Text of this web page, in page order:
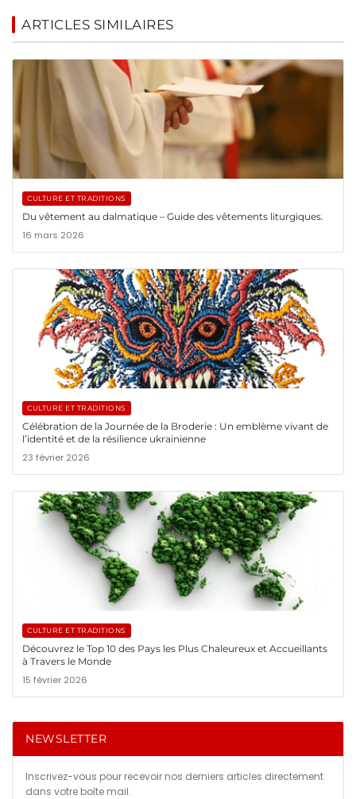
ARTICLES SIMILAIRES
CULTURE ET TRADITIONS
Du vêtement au dalmatique – Guide des vêtements liturgiques.
16 mars 2026
CULTURE ET TRADITIONS
Célébration de la Journée de la Broderie : Un emblème vivant de
l’identité et de la résilience ukrainienne
23 février 2026
CULTURE ET TRADITIONS
Découvrez le Top 10 des Pays les Plus Chaleureux et Accueillants
à Travers le Monde
15 février 2026
NEWSLETTER
Inscrivez-vous pour recevoir nos derniers articles directement
dans votre boîte mail.